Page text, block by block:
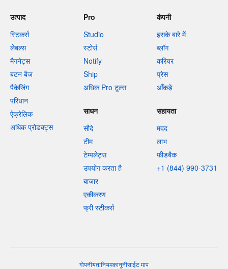
उत्पाद
स्टिकर्स
लेबल्स
मैगनेट्स
बटन बैज
पैकेजिंग
परिधान
ऐक्रेलिक
अधिक प्रोडक्ट्स
Pro
Studio
स्टोर्स
Notify
Ship
अधिक Pro टूल्स
कंपनी
इसके बारे में
ब्लॉग
करियर
प्रेस
आँकड़े
साधन
सौदे
टीम
टेम्पलेट्स
उपयोग करता है
बाजार
एकीकरण
फ्री स्टीकर्स
सहायता
मदद
लाभ
फीडबैक
+1 (844) 990-3731
गोपनीयतानियमकानूनीसाईट माप